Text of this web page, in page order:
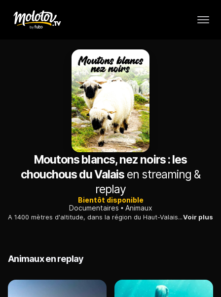
Moutons blancs, nez noirs : les
chouchous du Valais en streaming &
replay
Bientôt disponible
Documentaires
Animaux
A 1400 mètres d'altitude, dans la région du Haut-Valais, Fabienne et Kilian Schnydrig élèvent une race de mouton particulière : le nez noir du Valais.Voir plus
Animaux en replay